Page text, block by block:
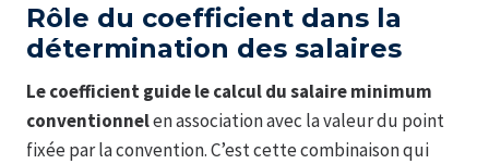
Rôle du coefficient dans la
détermination des salaires
Le coefficient guide le calcul du salaire minimum
conventionnelen association avec la valeur du point
fixée par la convention. C’est cette combinaison qui